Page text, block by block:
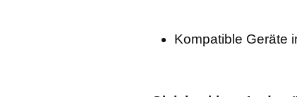
Kompatible Geräte